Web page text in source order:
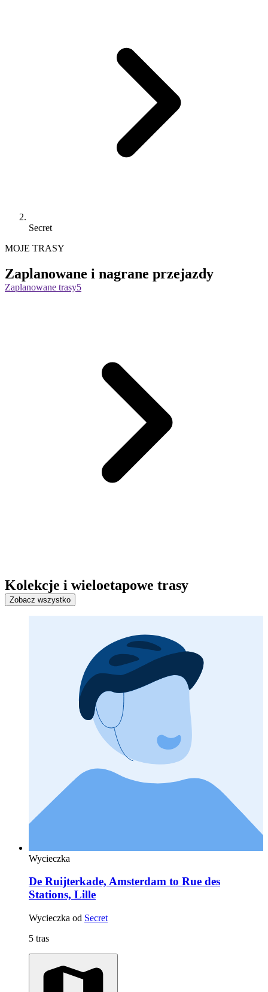
Secret
MOJE TRASY
Zaplanowane i nagrane przejazdy
Zaplanowane trasy5
Kolekcje i wieloetapowe trasy
Zobacz wszystko
Wycieczka
De Ruijterkade, Amsterdam to Rue des
Stations, Lille
Wycieczka od Secret
5 tras